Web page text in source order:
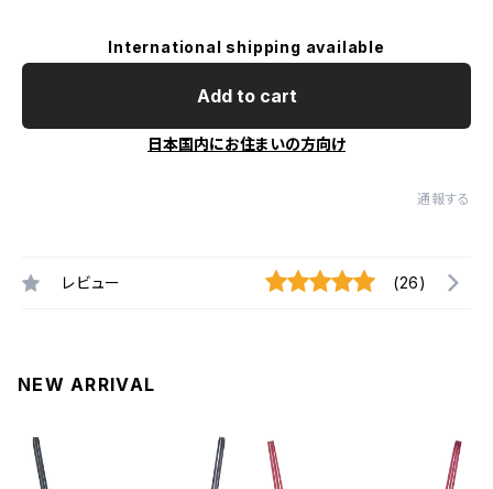
International shipping available
Add to cart
日本国内にお住まいの方向け
通報する
レビュー (26)
NEW ARRIVAL